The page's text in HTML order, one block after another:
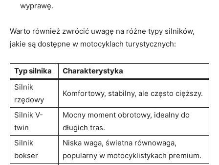
wyprawę.
Warto również zwrócić uwagę na różne typy silników,
jakie są dostępne w motocyklach turystycznych:
Typ silnika
Charakterystyka
Silnik
rzędowy
Komfortowy, stabilny, ale często cięższy.
Silnik V-
twin
Mocny moment obrotowy, idealny do
długich tras.
Silnik
bokser
Niska waga, świetna równowaga,
popularny w motocyklistykach premium.